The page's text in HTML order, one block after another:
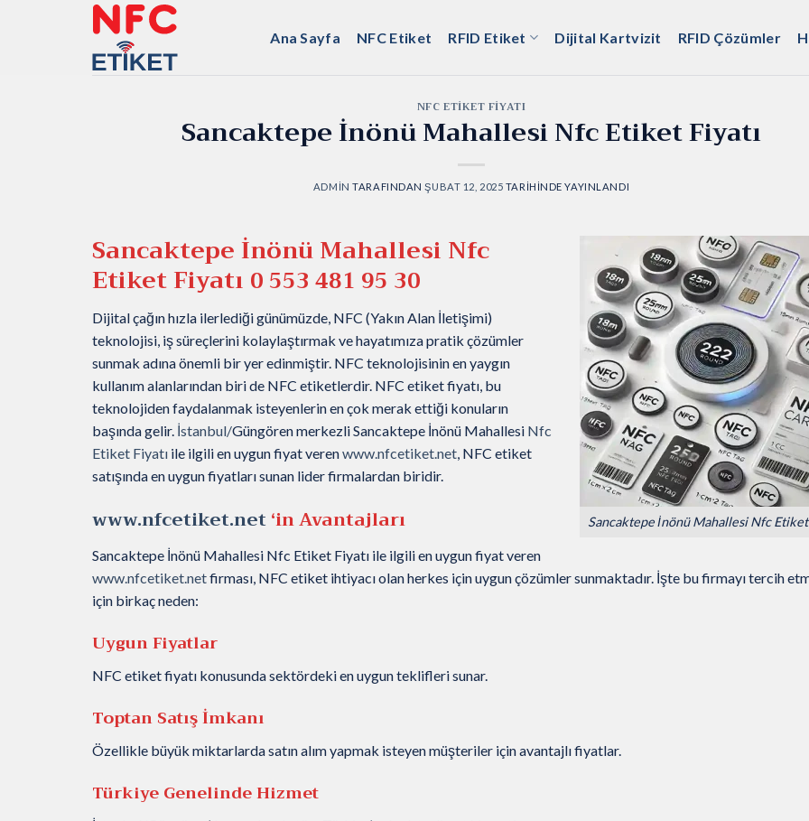
Ana Sayfa NFC Etiket RFID Etiket Dijital Kartvizit RFID Çözümler
NFC ETIKET FIYATI
Sancaktepe İnönü Mahallesi Nfc Etiket Fiyatı
ADMIN TARAFINDAN ŞUBAT 12, 2025 TARIHINDE YAYINLANDI
Sancaktepe İnönü Mahallesi Nfc Etiket
Sancaktepe İnönü Mahallesi Nfc
Etiket Fiyatı 0 553 481 95 30
Dijital çağın hızla ilerlediği günümüzde, NFC (Yakın Alan İletişimi)
teknolojisi, iş süreçlerini kolaylaştırmak ve hayatımıza pratik çözümler
sunmak adına önemli bir yer edinmiştir. NFC teknolojisinin en yaygın
kullanım alanlarından biri de NFC etiketlerdir. NFC etiket fiyatı, bu
teknolojiden faydalanmak isteyenlerin en çok merak ettiği konuların
başında gelir. İstanbul/Güngören merkezli Sancaktepe İnönü Mahallesi Nfc
Etiket Fiyatı ile ilgili en uygun fiyat verenwww.nfcetiket.net, NFC etiket
satışında en uygun fiyatları sunan lider firmalardan biridir.
www.nfcetiket.net‘in Avantajları
Sancaktepe İnönü Mahallesi Nfc Etiket Fiyatı ile ilgili en uygun fiyat veren
www.nfcetiket.netfirması, NFC etiket ihtiyacı olan herkes için uygun çözümler sunmaktadır. İşte bu firmayı tercih
için birkaç neden:
Uygun Fiyatlar
NFC etiket fiyatı konusunda sektördeki en uygun teklifleri sunar.
Toptan Satış İmkanı
Özellikle büyük miktarlarda satın alım yapmak isteyen müşteriler için avantajlı fiyatlar.
Türkiye Genelinde Hizmet